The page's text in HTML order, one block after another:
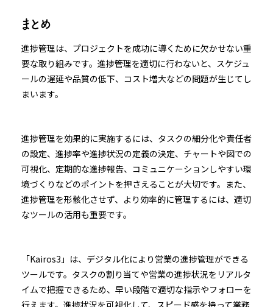
まとめ
進捗管理は、プロジェクトを成功に導くために欠かせない重
要な取り組みです。進捗管理を適切に行わないと、スケジュ
ールの遅延や品質の低下、コスト増大などの問題が生じてし
まいます。
進捗管理を効果的に実施するには、タスクの細分化や責任者
の設定、進捗率や進捗状況の定義の決定、チャートや図での
可視化、定期的な進捗報告、コミュニケーションしやすい環
境づくりなどのポイントを押さえることが大切です。また、
進捗管理を形骸化させず、より効率的に管理するには、適切
なツールの活用も重要です。
「Kairos3」は、デジタル化により営業の進捗管理ができる
ツールです。タスクの割り当てや営業の進捗状況をリアルタ
イムで把握できるため、早い段階で適切な指示やフォローを